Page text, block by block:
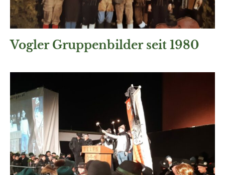
Vogler Gruppenbilder seit 1980